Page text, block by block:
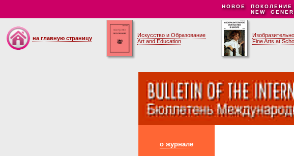
НОВОЕ
NEW
на главную страницу
Искусство и Образование
Art and Education
Fine Arts at
о журнале